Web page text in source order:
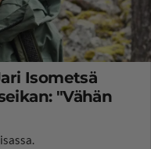
Isometsä
"Vähän